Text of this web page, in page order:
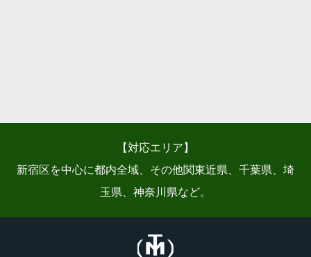
【対応エリア】
新宿区を中心に都内全域、その他関東近県、千葉県、埼
玉県、神奈川県など。